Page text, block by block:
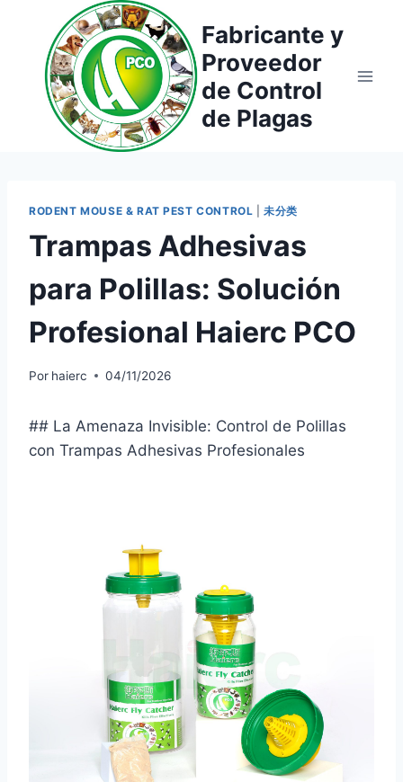
contenido
Fabricante y
Proveedor
de Control
de Plagas
RODENT MOUSE & RAT PEST CONTROL |未分类
Trampas Adhesivas
para Polillas: Solución
Profesional Haierc PCO
Por haierc 04/11/2026
## La Amenaza Invisible: Control de Polillas
con Trampas Adhesivas Profesionales